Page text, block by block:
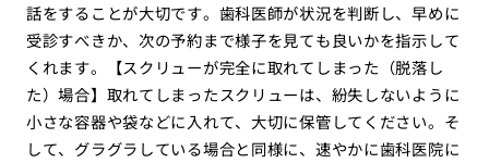
話をすることが大切です。歯科医師が状況を判断し、早めに
受診すべきか、次の予約まで様子を見ても良いかを指示して
くれます。【スクリューが完全に取れてしまった（脱落し
た）場合】取れてしまったスクリューは、紛失しないように
小さな容器や袋などに入れて、大切に保管してください。そ
して、グラグラしている場合と同様に、速やかに歯科医院に